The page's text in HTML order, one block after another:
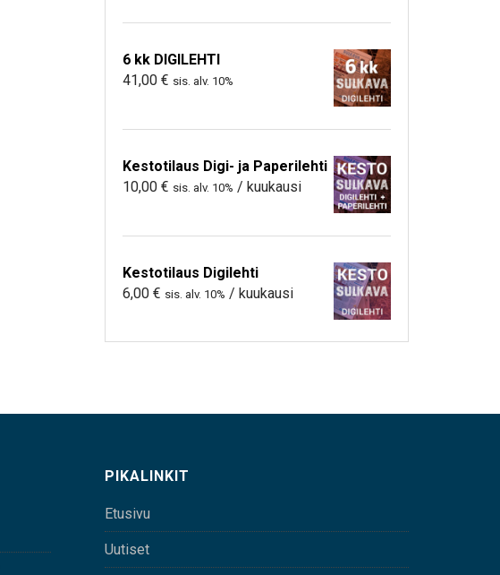
6 kk DIGILEHTI
41,00 € sis. alv. 10%
Kestotilaus Digi- ja Paperilehti
10,00 € sis. alv. 10% / kuukausi
Kestotilaus Digilehti
6,00 € sis. alv. 10% / kuukausi
PIKALINKIT
Etusivu
Uutiset